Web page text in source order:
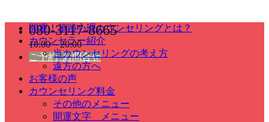
080-3117-8665
10:00～20:00
ご予約･お問合せ
開運！筆跡心理カウンセリングとは？
カウンセラー紹介
当カウンセリングの考え方
遠方の方へ
お客様の声
カウンセリング料金
その他のメニュー
開運文字 メニュー